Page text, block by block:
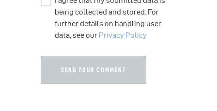
being collected and stored. For
further details on handling user
data, see our Privacy Policy